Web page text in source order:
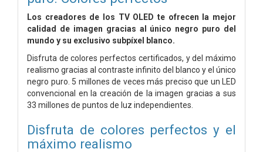
Los creadores de los TV OLED te ofrecen la mejor
calidad de imagen gracias al único negro puro del
mundo y su exclusivo subpíxel blanco.
Disfruta de colores perfectos certificados, y del máximo
realismo gracias al contraste infinito del blanco y el único
negro puro. 5 millones de veces más preciso que un LED
convencional en la creación de la imagen gracias a sus
33 millones de puntos de luz independientes.
Disfruta de colores perfectos y el
máximo realismo